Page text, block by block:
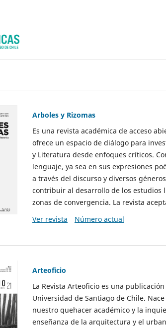
Arboles y Rizomas
Es una revista académica de acceso
ofrece un espacio de diálogo para
y Literatura desde enfoques críticos.
lenguaje, ya sea en sus expresiones
a través del discurso y diversos
contribuir al desarrollo de los estudios
zonas de convergencia. La revista
Ver revista
Número actual
Arteoficio
La Revista Arteoficio es una
Universidad de Santiago de Chile.
nuestro quehacer académico y la
enseñanza de la arquitectura y el